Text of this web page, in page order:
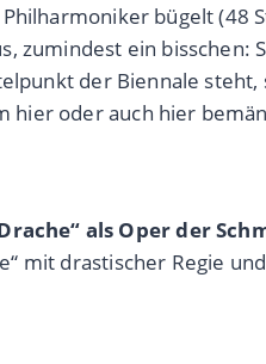
bügelt
zumindest ein
der Biennale
hier oder auch hier
als Oper der
mit drastischer Regie